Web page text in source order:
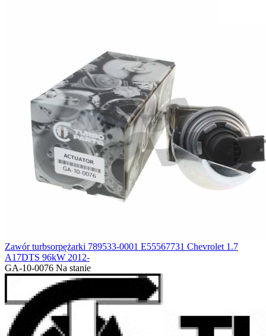
Zawór turbsorpężarki 789533-0001 E55567731 Chevrolet 1.7
A17DTS 96kW 2012-
GA-10-0076 Na stanie